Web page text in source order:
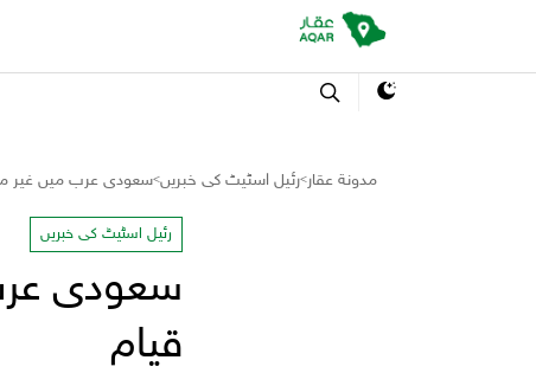
مدونة عقار>رئیل اسٹیٹ کی خبریں>سعودی عرب میں غیر
رئیل اسٹیٹ کی خبریں
سعودی
قیام